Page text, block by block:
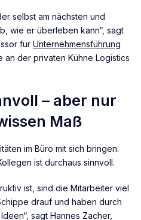
selbst am nächsten und
wie er überleben kann“, sagt
für Unternehmensführung
an der privaten Kühne Logistics
– aber nur
Maß
im Büro mit sich bringen.
ist durchaus sinnvoll.
ist, sind die Mitarbeiter viel
drauf und haben durch
sagt Hannes Zacher,